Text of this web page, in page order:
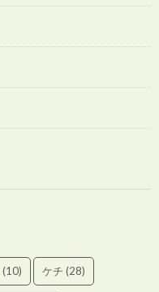
(10) ケチ (28)